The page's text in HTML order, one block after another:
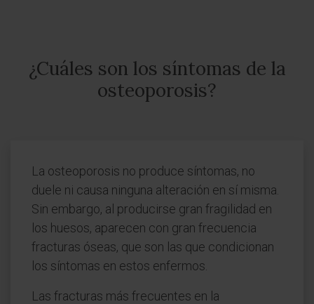
¿Cuáles son los síntomas de la
osteoporosis?
La osteoporosis no produce síntomas, no
duele ni causa ninguna alteración en sí misma.
Sin embargo, al producirse gran fragilidad en
los huesos, aparecen con gran frecuencia
fracturas óseas, que son las que condicionan
los síntomas en estos enfermos.
Las fracturas más frecuentes en la